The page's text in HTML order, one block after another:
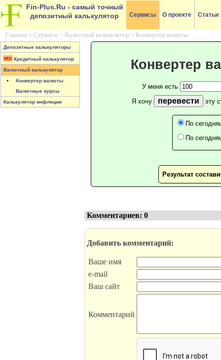
Fin-Plus.Ru - самый точный
депозитный калькулятор
Сервисы О проекте Статьи
Главная > Сервисы > Валютный калькулятор > Конвертер валюты
Депозитные калькуляторы
Кредитный калькулятор
Валютный калькулятор
Конвертер валюты
Валютные курсы
Калькулятор инфляции
Конвертер
У меня есть
Я хочу
перевести эту
По
По
Результат
Комментариев: 0
Добавить комментарий:
Ваше имя
e-mail
Ваш сайт
Комментарий